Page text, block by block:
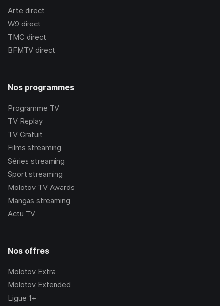
Arte direct
W9 direct
TMC direct
BFMTV direct
Nos programmes
Programme TV
TV Replay
TV Gratuit
Films streaming
Séries streaming
Sport streaming
Molotov TV Awards
Mangas streaming
Actu TV
Nos offres
Molotov Extra
Molotov Extended
Ligue 1+